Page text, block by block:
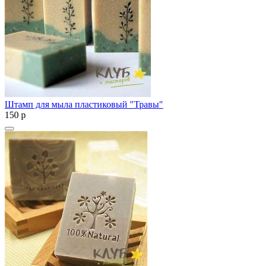
Штамп для мыла пластиковый "Травы"
150 p